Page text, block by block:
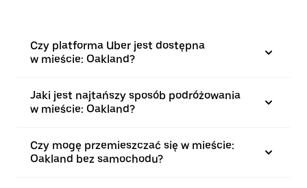
Czy platforma Uber jest dostępna
w mieście: Oakland?
Jaki jest najtańszy sposób podróżowania
w mieście: Oakland?
Czy mogę przemieszczać się w mieście:
Oakland bez samochodu?